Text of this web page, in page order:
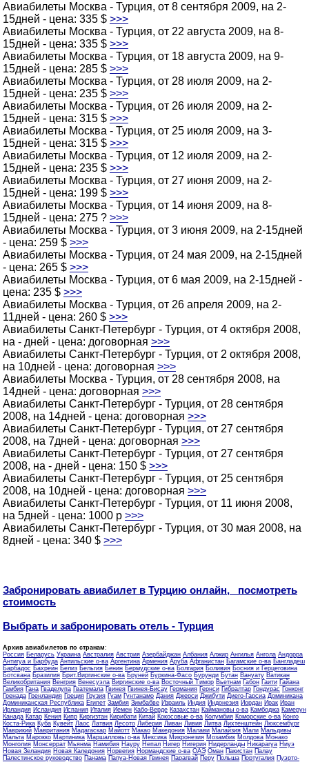
Авиабилеты Москва - Турция, от 8 сентября 2009, на 2-
15дней - цена: 335 $ >>>
Авиабилеты Москва - Турция, от 22 августа 2009, на 8-
15дней - цена: 335 $ >>>
Авиабилеты Москва - Турция, от 18 августа 2009, на 9-
15дней - цена: 285 $ >>>
Авиабилеты Москва - Турция, от 28 июля 2009, на 2-
15дней - цена: 235 $ >>>
Авиабилеты Москва - Турция, от 26 июля 2009, на 2-
15дней - цена: 315 $ >>>
Авиабилеты Москва - Турция, от 25 июля 2009, на 3-
15дней - цена: 315 $ >>>
Авиабилеты Москва - Турция, от 12 июля 2009, на 2-
15дней - цена: 235 $ >>>
Авиабилеты Москва - Турция, от 27 июня 2009, на 2-
15дней - цена: 199 $ >>>
Авиабилеты Москва - Турция, от 14 июня 2009, на 8-
15дней - цена: 275 ? >>>
Авиабилеты Москва - Турция, от 3 июня 2009, на 2-15дней
- цена: 259 $ >>>
Авиабилеты Москва - Турция, от 24 мая 2009, на 2-15дней
- цена: 265 $ >>>
Авиабилеты Москва - Турция, от 6 мая 2009, на 2-15дней -
цена: 235 $ >>>
Авиабилеты Москва - Турция, от 26 апреля 2009, на 2-
11дней - цена: 260 $ >>>
Авиабилеты Санкт-Петербург - Турция, от 4 октября 2008,
на - дней - цена: договорная >>>
Авиабилеты Санкт-Петербург - Турция, от 2 октября 2008,
на 10дней - цена: договорная >>>
Авиабилеты Москва - Турция, от 28 сентября 2008, на
14дней - цена: договорная >>>
Авиабилеты Санкт-Петербург - Турция, от 28 сентября
2008, на 14дней - цена: договорная >>>
Авиабилеты Санкт-Петербург - Турция, от 27 сентября
2008, на 7дней - цена: договорная >>>
Авиабилеты Санкт-Петербург - Турция, от 27 сентября
2008, на - дней - цена: 150 $ >>>
Авиабилеты Санкт-Петербург - Турция, от 25 сентября
2008, на 10дней - цена: договорная >>>
Авиабилеты Санкт-Петербург - Турция, от 11 июня 2008,
на 5дней - цена: 1000 p >>>
Авиабилеты Санкт-Петербург - Турция, от 30 мая 2008, на
8дней - цена: 340 $ >>>
Забронировать авиабилет в Турцию онлайн, посмотреть
стоимость
Выбрать и забронировать отель - Турция
Архив авиабилетов по странам:
Россия Беларусь Украина Австралия Австрия Азербайджан Албания Алжир Ангилья Ангола Андорра
Антигуа и Барбуда Антильские о-ва Аргентина Армения Аруба Афганистан Багамские о-ва Бангладеш
Барбадос Бахрейн Белиз Бельгия Бенин Бермудские о-ва Болгария Боливия Босния и Герцеговина
Ботсвана Бразилия Брит.Виргинские о-ва Бруней Буркина-Фасо Бурунди Бутан Вануату Ватикан
Великобритания Венгрия Венесуэла Виргинские о-ва Восточный Тимор Вьетнам Габон Гаити Гайана
Гамбия Гана Гваделупа Гватемала Гвинея Гвинея-Бисау Германия Гернси Гибралтар Гондурас Гонконг
Гренада Гренландия Греция Грузия Гуам Гунтанамо Дания Джерси Джибути Диего-Гарсиа Доминикана
Доминиканская Республика Египет Замбия Зимбабве Израиль Индия Индонезия Иордан Ирак Иран
Ирландия Исландия Испания Италия Йемен Кабо-Верде Казахстан Каймановы о-ва Камбоджа Камерун
Канада Катар Кения Кипр Киргизтан Кирибати Китай Кокосовые о-ва Колумбия Коморские о-ва Конго
Коста-Рика Куба Кувейт Лаос Латвия Лесото Либерия Ливан Ливия Литва Лихтенштейн Люксембург
Маврикий Мавритания Мадагаскар Майотт Макао Македония Малави Малайзия Мали Мальдивы
Мальта Марокко Мартиника Маршалловы о-ва Мексика Микронезия Мозамбик Молдова Монако
Монголия Монсеррат Мьянма Намибия Науру Непал Нигер Нигерия Нидерланды Никарагуа Ниуэ
Новая Зеландия Новая Каледония Норвегия Нормандские о-ва ОАЭ Оман Пакистан Палау
Палестинское руководство Панама Папуа-Новая Гвинея Парагвай Перу Польша Португалия Пуэрто-